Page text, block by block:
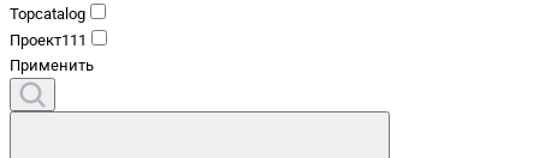
Topcatalog
Проект111
Применить